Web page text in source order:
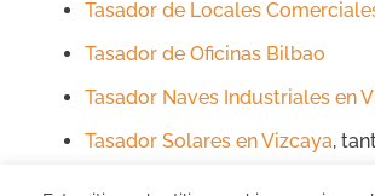
Tasador de Locales
Tasador de Oficinas Bilbao
Tasador Naves Industriales en
Tasador Solares en Vizcaya,